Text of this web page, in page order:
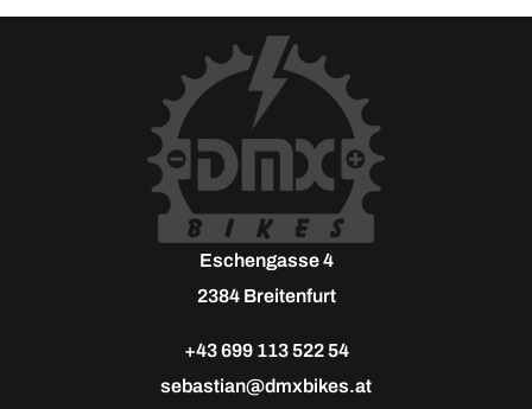
Eschengasse 4
2384 Breitenfurt
+43 699 113 522 54
sebastian@dmxbikes.at